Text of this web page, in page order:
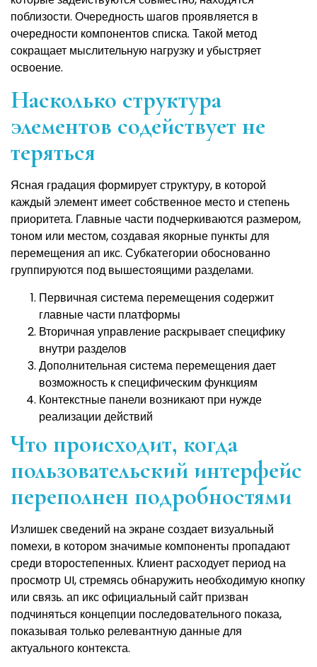
поблизости. Очередность шагов проявляется в
очередности компонентов списка. Такой метод
сокращает мыслительную нагрузку и убыстряет
освоение.
Насколько структура
элементов содействует не
теряться
Ясная градация формирует структуру, в которой
каждый элемент имеет собственное место и степень
приоритета. Главные части подчеркиваются размером,
тоном или местом, создавая якорные пункты для
перемещения ап икс. Субкатегории обоснованно
группируются под вышестоящими разделами.
Первичная система перемещения содержит
главные части платформы
Вторичная управление раскрывает специфику
внутри разделов
Дополнительная система перемещения дает
возможность к специфическим функциям
Контекстные панели возникают при нужде
реализации действий
Что происходит, когда
пользовательский интерфейс
переполнен подробностями
Излишек сведений на экране создает визуальный
помехи, в котором значимые компоненты пропадают
среди второстепенных. Клиент расходует период на
просмотр UI, стремясь обнаружить необходимую кнопку
или связь. ап икс официальный сайт призван
подчиняться концепции последовательного показа,
показывая только релевантную данные для
актуального контекста.